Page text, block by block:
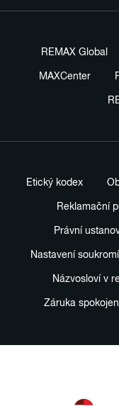
REMAX Global
MAXCenter
Etický kodex
Reklamační
Právní
Nastavení soukromí
Názvosloví v
Záruka